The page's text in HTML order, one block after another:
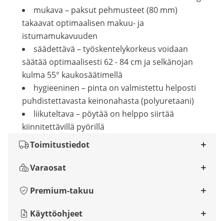
mukava – paksut pehmusteet (80 mm)
takaavat optimaalisen makuu- ja
istumamukavuuden
säädettävä – työskentelykorkeus voidaan
säätää optimaalisesti 62 - 84 cm ja selkänojan
kulma 55° kaukosäätimellä
hygieeninen – pinta on valmistettu helposti
puhdistettavasta keinonahasta (polyuretaani)
liikuteltava – pöytää on helppo siirtää
kiinnitettävillä pyörillä
Toimitustiedot
Varaosat
Premium-takuu
Käyttöohjeet